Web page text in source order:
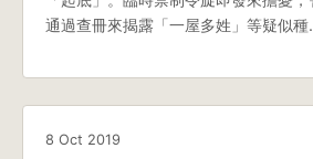
通過查冊來揭露「一屋多姓」等疑似
8 Oct 2019